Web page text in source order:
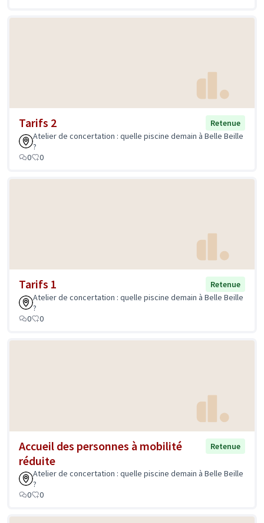
Tarifs 2
Retenue
Atelier de concertation : quelle piscine demain à Belle Beille
?
0
0
Tarifs 1
Retenue
Atelier de concertation : quelle piscine demain à Belle Beille
?
0
0
Accueil des personnes à mobilité
réduite
Retenue
Atelier de concertation : quelle piscine demain à Belle Beille
?
0
0